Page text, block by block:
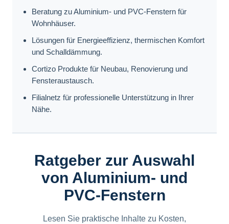
Beratung zu Aluminium- und PVC-Fenstern für
Wohnhäuser.
Lösungen für Energieeffizienz, thermischen Komfort
und Schalldämmung.
Cortizo Produkte für Neubau, Renovierung und
Fensteraustausch.
Filialnetz für professionelle Unterstützung in Ihrer
Nähe.
Ratgeber zur Auswahl
von Aluminium- und
PVC-Fenstern
Lesen Sie praktische Inhalte zu Kosten,